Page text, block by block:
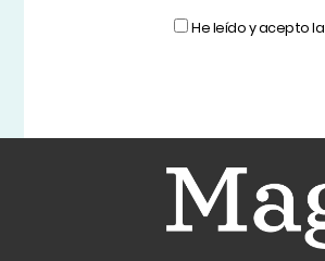
He leído y acepto la